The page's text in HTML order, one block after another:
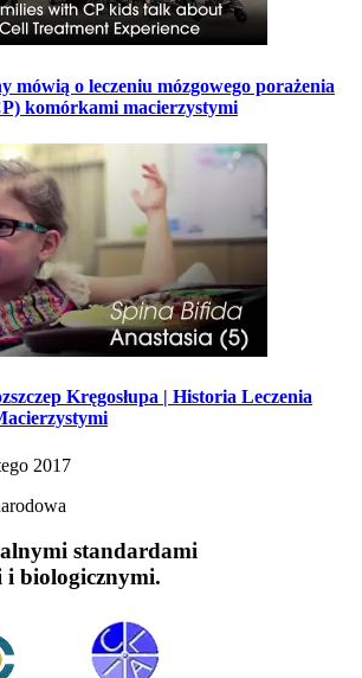
mówią o leczeniu mózgowego porażenia
komórkami macierzystymi
Kręgosłupa | Historia Leczenia
2017
standardami
biologicznymi.